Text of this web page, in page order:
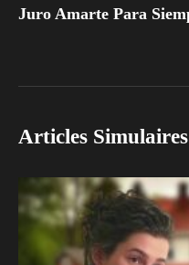
Articles Simulaires